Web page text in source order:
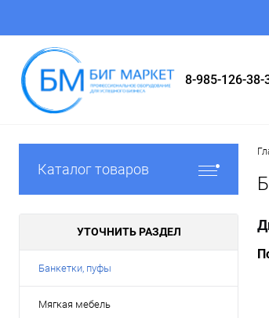
8-985-126-38-
Каталог товаров
УТОЧНИТЬ РАЗДЕЛ
Банкетки, пуфы
Мягкая мебель